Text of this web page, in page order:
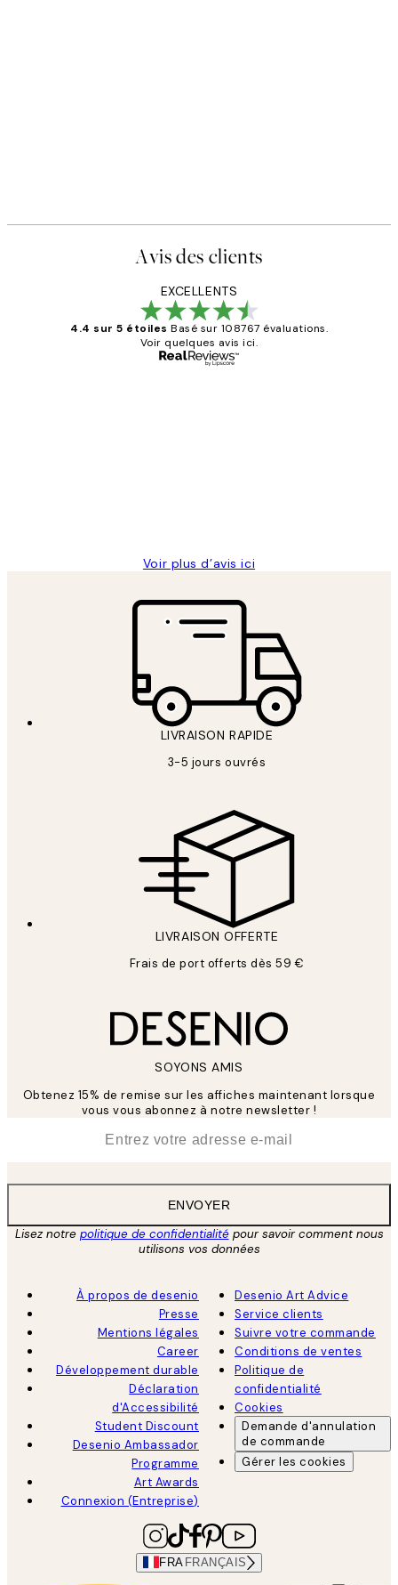
Avis des clients
EXCELLENTS
4.4 sur 5 étoiles Basé sur 108767 évaluations.
Voir quelques avis ici.
Voir plus d’avis ici
LIVRAISON RAPIDE
3-5 jours ouvrés
LIVRAISON OFFERTE
Frais de port offerts dès 59 €
SOYONS AMIS
Obtenez 15% de remise sur les affiches maintenant lorsque
vous vous abonnez à notre newsletter !
ENVOYER
Lisez notre politique de confidentialitépour savoir comment nous
utilisons vos données
À propos de desenio
Presse
Mentions légales
Career
Développement durable
Déclaration
d'Accessibilité
Student Discount
Desenio Ambassador
Programme
Art Awards
Connexion (Entreprise)
Desenio Art Advice
Service clients
Suivre votre commande
Conditions de ventes
Politique de
confidentialité
Cookies
Demande d'annulation
de commande
Gérer les cookies
FRA FRANÇAIS